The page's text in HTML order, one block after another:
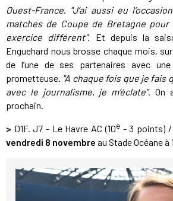
Ouest-France. "J’ai aussi eu
matches de Coupe de Bretagne pour
exercice différent". Et depuis la
Enguehard nous brosse chaque mois,
de l’une de ses partenaires avec
prometteuse. "A chaque fois que je fais
avec le journalisme, je m’éclate". On
prochain.
> D1F. J7 - Le Havre AC (10e- 3 points) /
vendredi 8 novembre au Stade Océane à